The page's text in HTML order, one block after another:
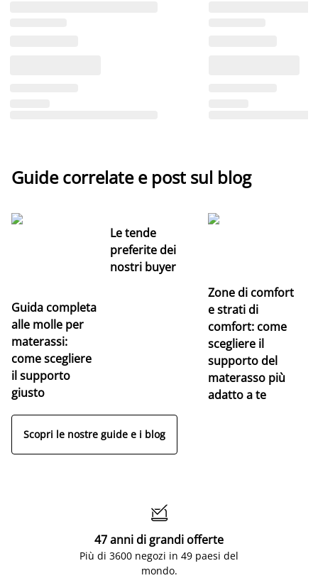
Guide correlate e post sul blog
Guida completa
alle molle per
materassi:
come scegliere
il supporto
giusto
Le tende
preferite dei
nostri buyer
Zone di comfort
e strati di
comfort: come
scegliere il
supporto del
materasso più
adatto a te
Scopri le nostre guide e i blog

47 anni di grandi offerte
Più di 3600 negozi in 49 paesi del
mondo.